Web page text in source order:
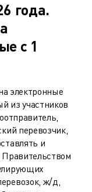
года.
с 1
электронные
из участников
перевозчик,
и
ж/д,